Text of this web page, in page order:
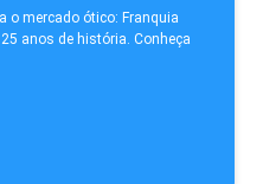
o mercado ótico: Franquia
anos de história. Conheça